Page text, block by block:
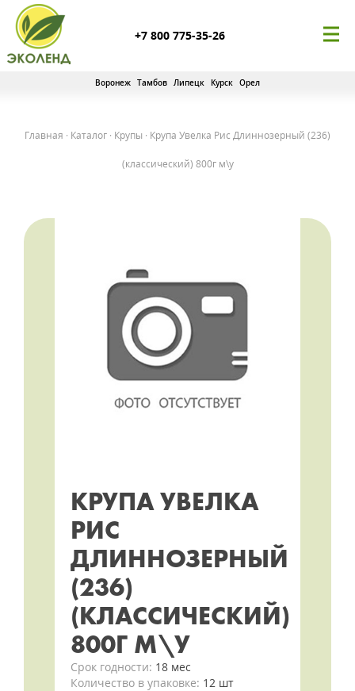
+7 800 775-35-26
Воронеж Тамбов Липецк Курск Орел
Главная · Каталог · Крупы · Крупа Увелка Рис Длиннозерный (236)
(классический) 800г м\у
КРУПА УВЕЛКА
РИС
ДЛИННОЗЕРНЫЙ
(236)
(КЛАССИЧЕСКИЙ)
800Г М\У
Срок годности: 18 мес
Количество в упаковке: 12 шт